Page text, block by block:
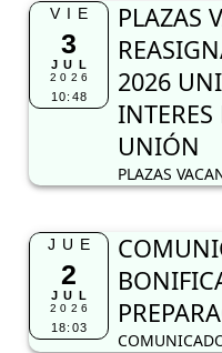
VIE
3
JUL
2026
10:48
PLAZAS
2026
UNIÓN
PLAZAS
JUE
2
JUL
2026
18:03